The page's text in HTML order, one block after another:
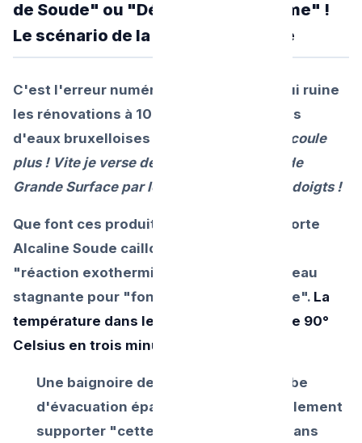
de Soude" ou "Déboucheur Extreme" !
Le scénario de la mort Souterraine
C'est l'erreur numéro un de bricolage qui ruine
les rénovations à 10 000 euros des salles
d'eaux bruxelloises :
L'eau de la pluie ne coule
plus ! Vite je verse de Destop micro-bille de
Grande Surface par le trou en croisant les doigts !
Que font ces produits chimiques (Base forte
Alcaline Soude cailloux) ? Ils créent une
"réaction exothermique brutale" dans l'eau
stagnante pour "fondre l'objet organique". La
température dans le trou bondit à plus de 90°
Celsius en trois minutes.
Une baignoire de fonte ou un gros tube
d'évacuation épais pourrait éventuellement
supporter "cette bouillante brûlure sans